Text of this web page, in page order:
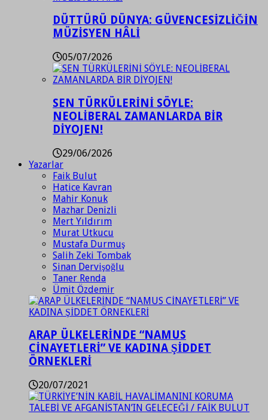
DÜTTÜRÜ DÜNYA: GÜVENCESİZLİĞİN
MÜZİSYEN HÂLİ
05/07/2026
SEN TÜRKÜLERİNİ SÖYLE:
NEOLİBERAL ZAMANLARDA BİR
DİYOJEN!
29/06/2026
Yazarlar
Faik Bulut
Hatice Kavran
Mahir Konuk
Mazhar Denizli
Mert Yıldırım
Murat Utkucu
Mustafa Durmuş
Salih Zeki Tombak
Sinan Dervişoğlu
Taner Renda
Ümit Özdemir
ARAP ÜLKELERİNDE “NAMUS
CİNAYETLERİ” VE KADINA ŞİDDET
ÖRNEKLERİ
20/07/2021